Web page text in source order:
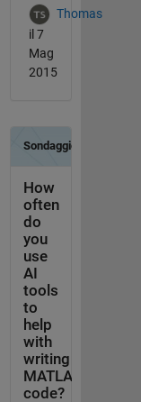
Thomas
il 7
Mag
2015